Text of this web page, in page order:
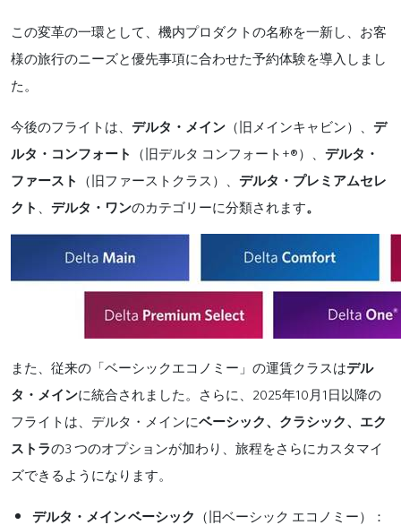
この変革の一環として、 機内プロダクトの名称を一新し、お客
様の旅行のニーズと優先事項に合わせた予約体験を導入しまし
た。
今後のフライトは、 デルタ・メイン （旧メインキャビン）、 デ
ルタ・コンフォート
（旧デルタ コンフォート +®）、 デルタ・
ファースト
（旧ファーストクラス）、 デルタ・プレミアムセレ
クト
デルタ・ワンのカテゴリーに分類されます。
また、従来の「ベーシックエコノミー」の運賃クラスはデル
タ・メインに統合されました。さらに、 2025年10 月 1 日以降の
フライトは、デルタ・メインにベーシック、クラシック、エク
ストラの3 つのオプションが加わり 、旅程をさらに カスタマイ
ズできるようになります。
デルタ ・ メインベーシック （旧ベーシック エコノミー）：